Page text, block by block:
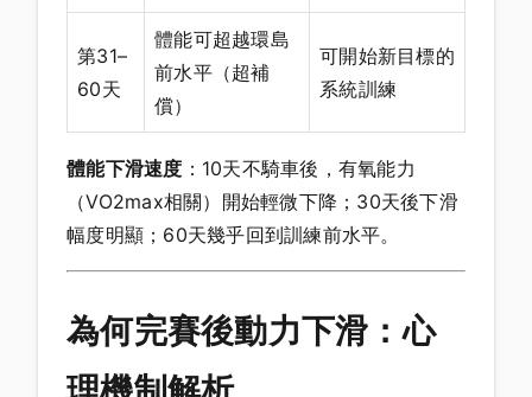
第31–
60天
體能可超越環島
前水平（超補
償）
可開始新目標的
系統訓練
體能下滑速度 ：10天不騎車後，有氧能力
（VO2max相關）開始輕微下降；30天後下滑
幅度明顯；60天幾乎回到訓練前水平。
為何完賽後動力下滑：心